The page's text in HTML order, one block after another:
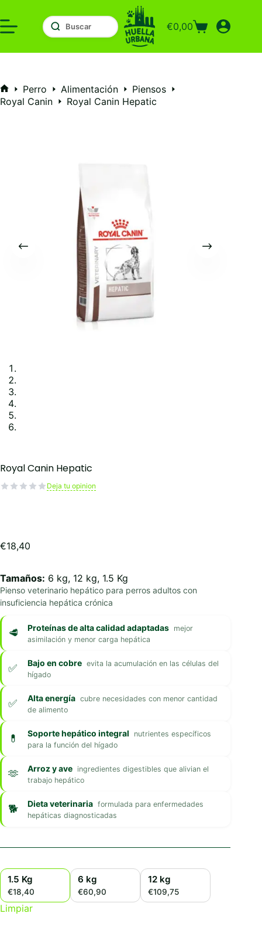
al
contenido
Carro
compra
€0,00
Inicio
Perro Alimentación
Piensos
Royal Canin
Royal Canin Hepatic
Royal Canin Hepatic
Deja tu opinion
€18,40
Tamaños: 6 kg, 12 kg, 1.5 Kg
Pienso veterinario hepático para perros adultos con
insuficiencia hepática crónica
Proteínas de alta calidad adaptadas mejor
asimilación y menor carga hepática
Bajo en cobre evita la acumulación en las células del
hígado
Alta energía cubre necesidades con menor cantidad
de alimento
Soporte hepático integral
nutrientes específicos
para la función del hígado
Arroz y ave ingredientes digestibles que alivian el
trabajo hepático
Dieta veterinaria formulada para enfermedades
hepáticas diagnosticadas
1.5 Kg
€18,40
6 kg
€60,90
12 kg
€109,75
Limpiar